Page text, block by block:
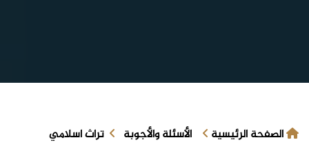
الصفحة الرئيسية الأسئلة والأجوبة تراث اسلامي